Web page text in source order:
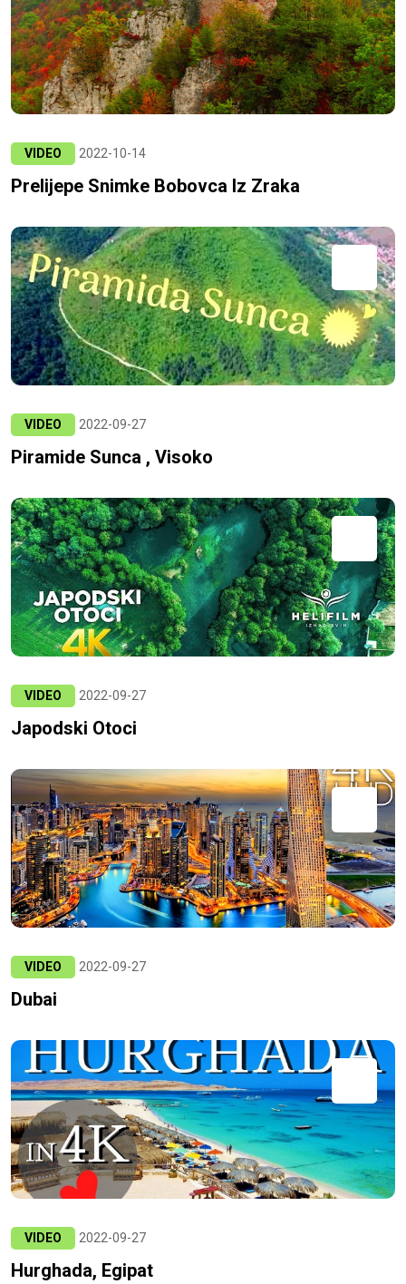
VIDEO 2022-10-14
Prelijepe Snimke Bobovca Iz Zraka
VIDEO 2022-09-27
Piramide Sunca , Visoko
VIDEO 2022-09-27
Japodski Otoci
VIDEO 2022-09-27
Dubai
VIDEO 2022-09-27
Hurghada, Egipat